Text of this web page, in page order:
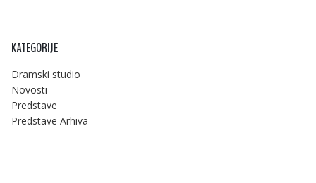
KATEGORIJE
Dramski studio
Novosti
Predstave
Predstave Arhiva